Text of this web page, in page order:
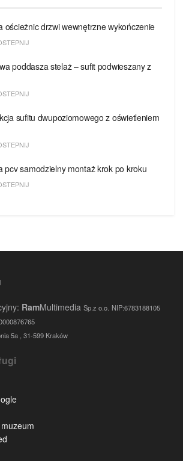
ościeżnic drzwi wewnętrzne wykończenie
poddasza stelaż – sufit podwieszany z
sufitu dwupoziomowego z oświetleniem
pcv samodzielny montaż krok po kroku
RamMultimedia Sp.z o.o. NIP:6783188105
5a , 31-599 Kraków